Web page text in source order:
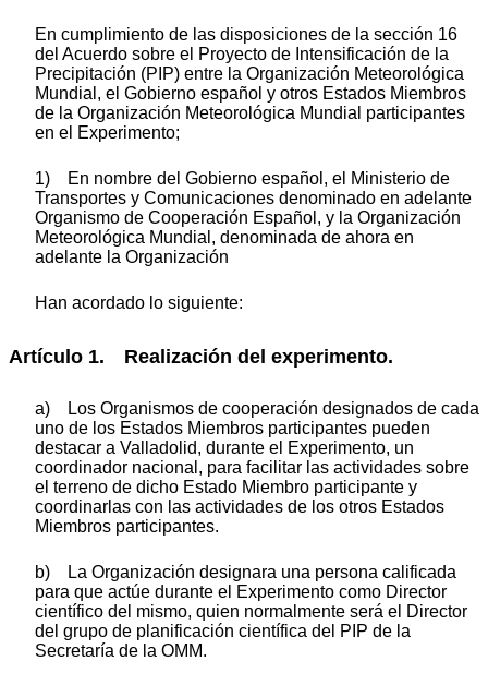
En cumplimiento de las disposiciones de la sección 16
del Acuerdo sobre el Proyecto de Intensificación de la
Precipitación (PIP) entre la Organización Meteorológica
Mundial, el Gobierno español y otros Estados Miembros
de la Organización Meteorológica Mundial participantes
en el Experimento;
1) En nombre del Gobierno español, el Ministerio de
Transportes y Comunicaciones denominado en adelante
Organismo de Cooperación Español, y la Organización
Meteorológica Mundial, denominada de ahora en
adelante la Organización
Han acordado lo siguiente:
Artículo 1. Realización del experimento.
a) Los Organismos de cooperación designados de cada
uno de los Estados Miembros participantes pueden
destacar a Valladolid, durante el Experimento, un
coordinador nacional, para facilitar las actividades sobre
el terreno de dicho Estado Miembro participante y
coordinarlas con las actividades de los otros Estados
Miembros participantes.
b) La Organización designara una persona calificada
para que actúe durante el Experimento como Director
científico del mismo, quien normalmente será el Director
del grupo de planificación científica del PIP de la
Secretaría de la OMM.